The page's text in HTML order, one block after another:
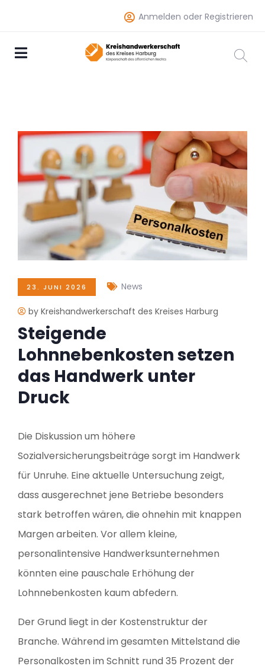
Anmelden oder Registrieren
23. JUNI 2026 News
by Kreishandwerkerschaft des Kreises Harburg
Steigende
Lohnnebenkosten setzen
das Handwerk unter
Druck
Die Diskussion um höhere
Sozialversicherungsbeiträge sorgt im Handwerk
für Unruhe. Eine aktuelle Untersuchung zeigt,
dass ausgerechnet jene Betriebe besonders
stark betroffen wären, die ohnehin mit knappen
Margen arbeiten. Vor allem kleine,
personalintensive Handwerksunternehmen
könnten eine pauschale Erhöhung der
Lohnnebenkosten kaum abfedern.
Der Grund liegt in der Kostenstruktur der
Branche. Während im gesamten Mittelstand die
Personalkosten im Schnitt rund 35 Prozent der